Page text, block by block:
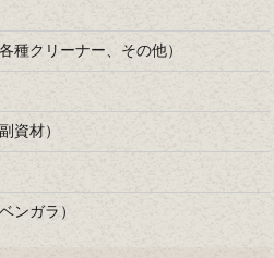
種クリーナー、その他）
資材）
ンガラ）